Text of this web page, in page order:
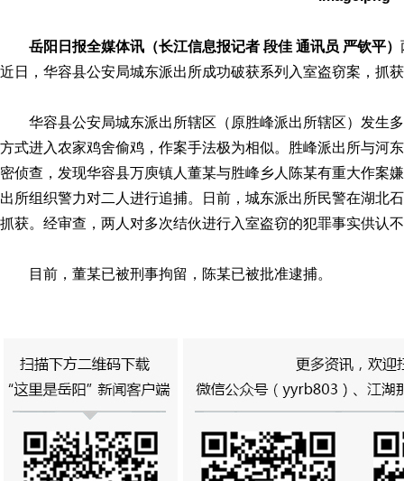
岳阳日报全媒体讯（长江信息报记者 段佳 通讯员 严钦平）
近日，华容县公安局城东派出所成功破获系列入室盗窃案，抓
华容县公安局城东派出所辖区（原胜峰派出所辖区）发生
方式进入农家鸡舍偷鸡，作案手法极为相似。胜峰派出所与河
密侦查，发现华容县万庾镇人董某与胜峰乡人陈某有重大作案
出所组织警力对二人进行追捕。日前，城东派出所民警在湖北
抓获。经审查，两人对多次结伙进行入室盗窃的犯罪事实供认
目前，董某已被刑事拘留，陈某已被批准逮捕。